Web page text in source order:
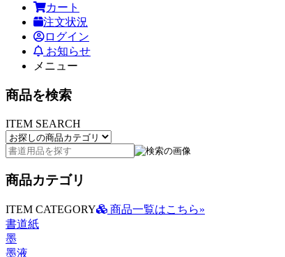
カート
注文状況
ログイン
お知らせ
メニュー
商品を検索
ITEM SEARCH
商品カテゴリ
ITEM CATEGORY
商品一覧はこちら»
書道紙
墨
墨液